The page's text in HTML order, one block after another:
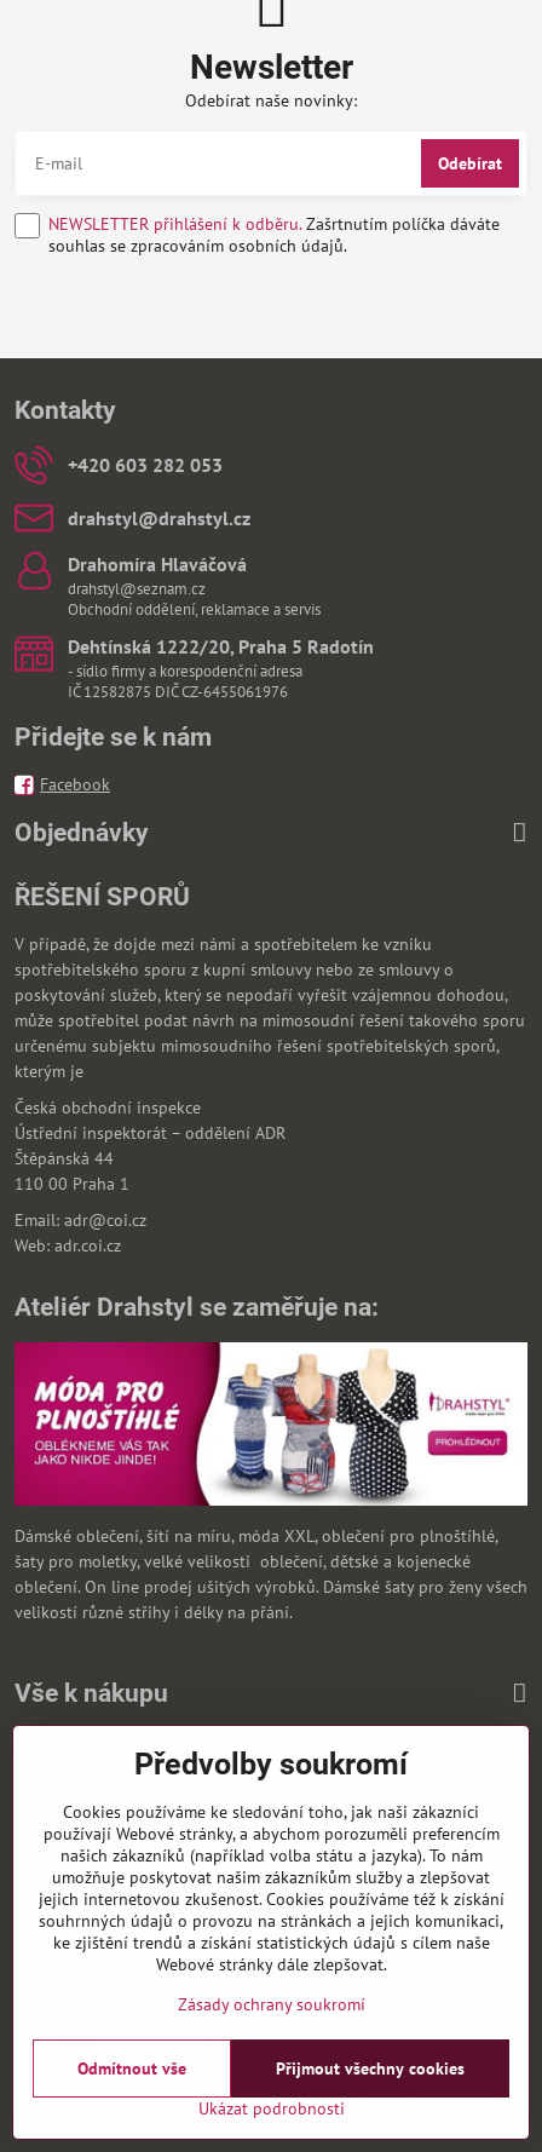
Newsletter
Odebírat naše novinky:
Odebírat
NEWSLETTER přihlášení k odběru.Zašrtnutím políčka dáváte
souhlas se zpracováním osobních údajů.
Kontakty
+420 603 282 053
drahstyl​@drahstyl​.cz
Drahomíra Hlaváčová
drahstyl@seznam.cz
Obchodní oddělení, reklamace a servis
Dehtínská 1222/20, Praha 5 Radotín
- sídlo firmy a korespodenční adresa
IČ 12582875 DIČ CZ-6455061976
Přidejte se k nám
Facebook
Objednávky
ŘEŠENÍ SPORŮ
V případě, že dojde mezi námi a spotřebitelem ke vzniku
spotřebitelského sporu z kupní smlouvy nebo ze smlouvy o
poskytování služeb, který se nepodaří vyřešit vzájemnou dohodou,
může spotřebitel podat návrh na mimosoudní řešení takového sporu
určenému subjektu mimosoudního řešení spotřebitelských sporů,
kterým je
Česká obchodní inspekce
Ústřední inspektorát – oddělení ADR
Štěpánská 44
110 00 Praha 1
Email: adr@coi.cz
Web: adr.coi.cz
Ateliér Drahstyl se zaměřuje na:
Dámské oblečení, šítí na míru, móda XXL, oblečení pro plnoštíhlé,
šaty pro moletky, velké velikosti oblečení, dětské a kojenecké
oblečení. On line prodej ušitých výrobků. Dámské šaty pro ženy všech
velikostí různé střihy i délky na přání.
Vše k nákupu
Zasíláme i na Slovensko
©2026CopyrightPředvolby soukromíZásady ochrany soukromí
Vytvořeno systémem:ByznysWeb.cz
Předvolby soukromí
Cookies používáme ke sledování toho, jak naši zákazníci
používají Webové stránky, a abychom porozuměli preferencím
našich zákazníků (například volba státu a jazyka). To nám
umožňuje poskytovat našim zákazníkům služby a zlepšovat
jejich internetovou zkušenost. Cookies používáme též k získání
souhrnných údajů o provozu na stránkách a jejich komunikaci,
ke zjištění trendů a získání statistických údajů s cílem naše
Webové stránky dále zlepšovat.
Zásady ochrany soukromí
Ukázat podrobnosti
Přijmout všechny cookies
Odmítnout vše